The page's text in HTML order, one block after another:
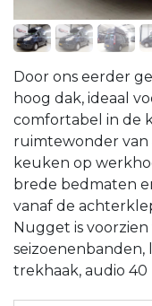
Door ons eerder
hoog dak, ideaal
comfortabel in de
ruimtewonder van
keuken op
brede bedmaten
vanaf de
Nugget is voorzien
trekhaak, audio 40